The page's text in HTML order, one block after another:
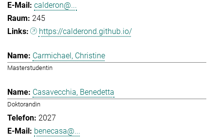
calderon@...
245
https://calderond.github.io/
Carmichael, Christine
Masterstudentin
Casavecchia, Benedetta
Doktorandin
2027
benecasa@...